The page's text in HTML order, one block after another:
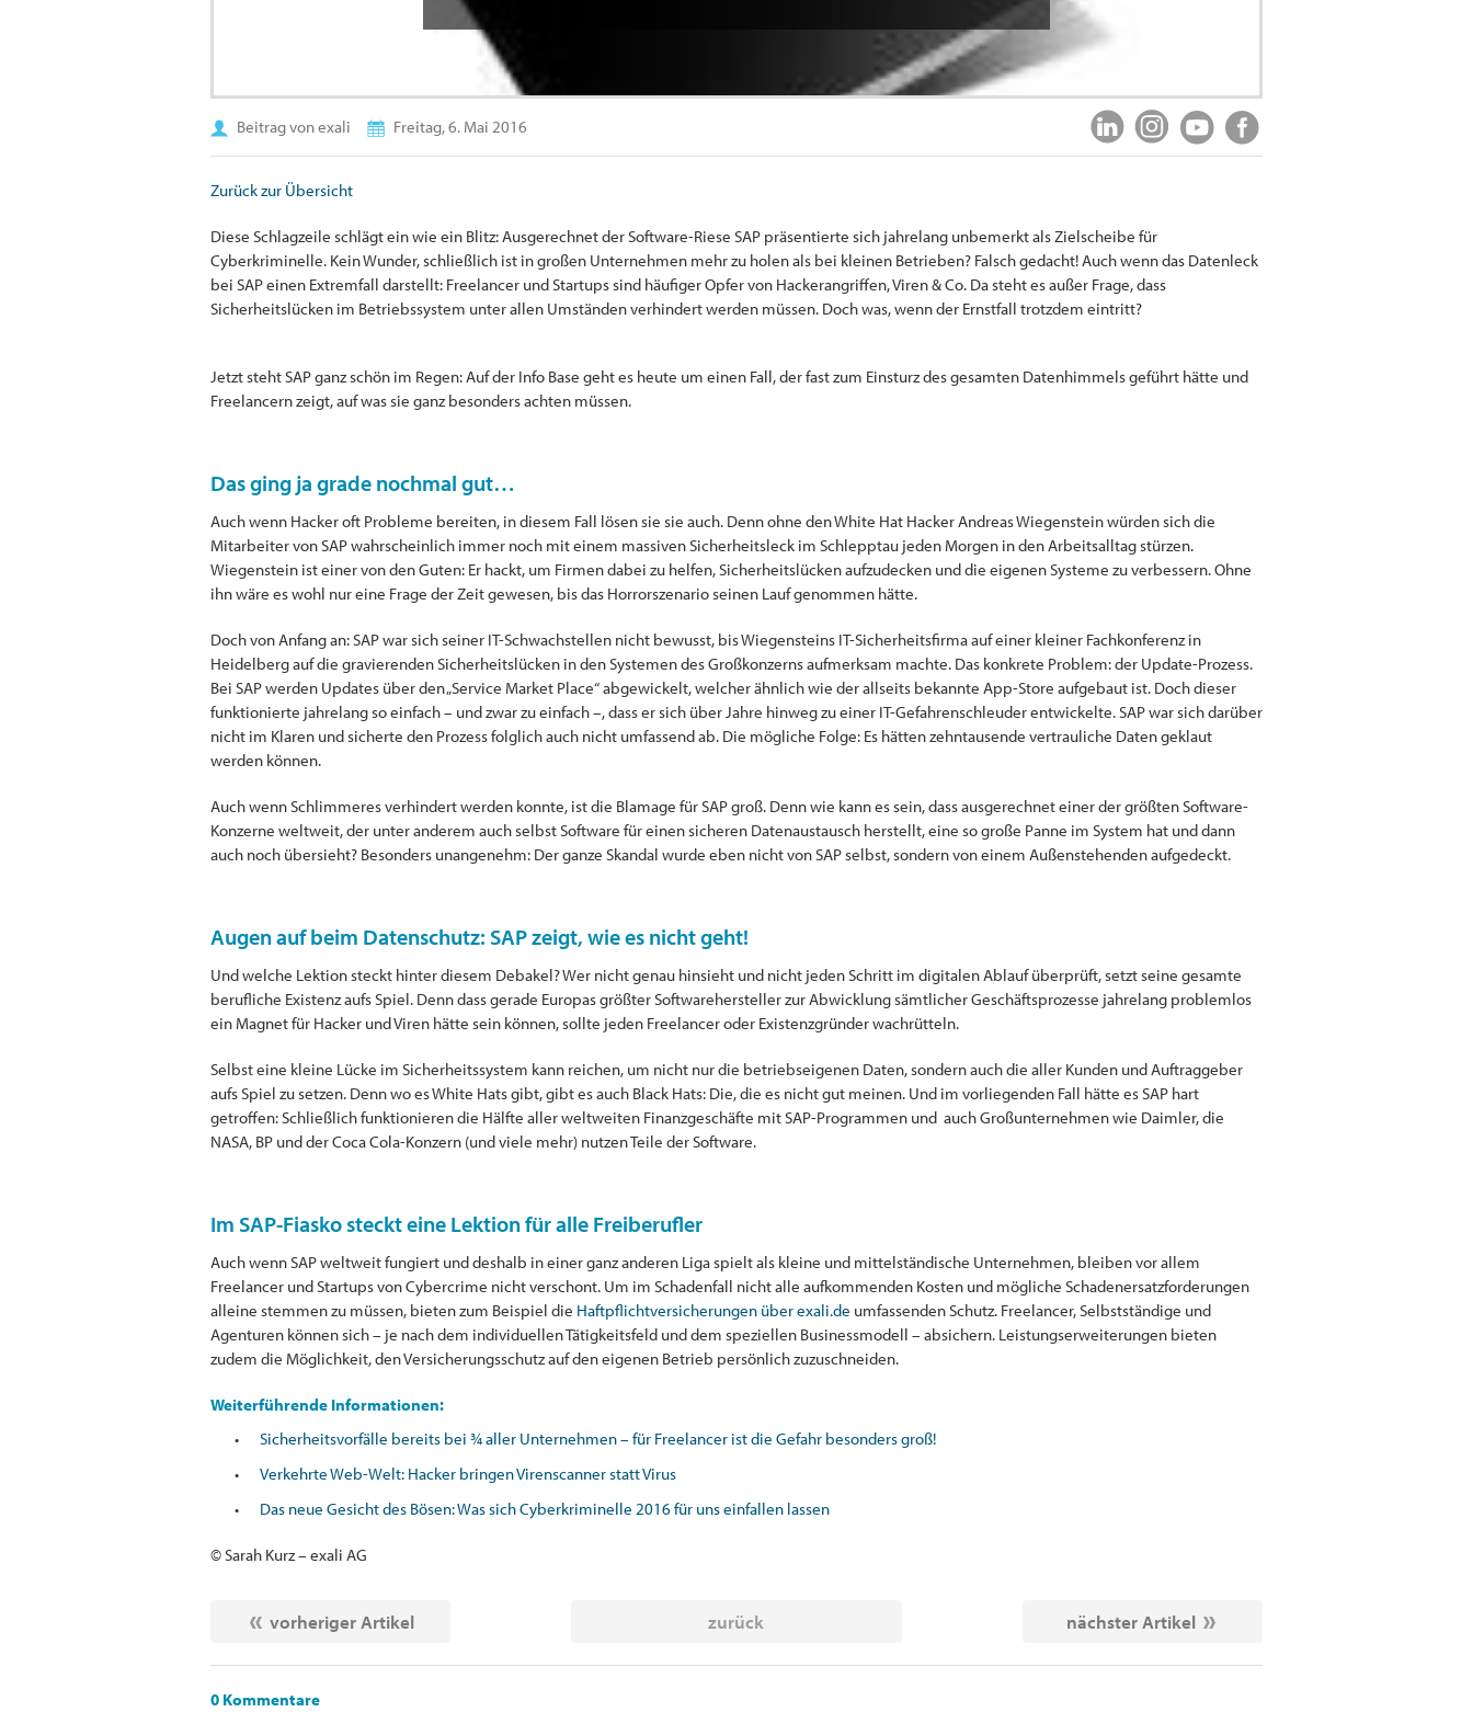
Beitrag von exali Freitag, 6. Mai 2016
Zurück zur Übersicht
Diese Schlagzeile schlägt ein wie ein Blitz: Ausgerechnet der Software-Riese SAP präsentierte sich jahrelang unbemerkt als Zielscheibe für
Cyberkriminelle. Kein Wunder, schließlich ist in großen Unternehmen mehr zu holen als bei kleinen Betrieben? Falsch gedacht! Auch wenn das Datenleck
bei SAP einen Extremfall darstellt: Freelancer und Startups sind häufiger Opfer von Hackerangriffen, Viren & Co. Da steht es außer Frage, dass
Sicherheitslücken im Betriebssystem unter allen Umständen verhindert werden müssen. Doch was, wenn der Ernstfall trotzdem eintritt?
Jetzt steht SAP ganz schön im Regen: Auf der Info Base geht es heute um einen Fall, der fast zum Einsturz des gesamten Datenhimmels geführt hätte und
Freelancern zeigt, auf was sie ganz besonders achten müssen.
Das ging ja grade nochmal gut…
Auch wenn Hacker oft Probleme bereiten, in diesem Fall lösen sie sie auch. Denn ohne den White Hat Hacker Andreas Wiegenstein würden sich die
Mitarbeiter von SAP wahrscheinlich immer noch mit einem massiven Sicherheitsleck im Schlepptau jeden Morgen in den Arbeitsalltag stürzen.
Wiegenstein ist einer von den Guten: Er hackt, um Firmen dabei zu helfen, Sicherheitslücken aufzudecken und die eigenen Systeme zu verbessern. Ohne
ihn wäre es wohl nur eine Frage der Zeit gewesen, bis das Horrorszenario seinen Lauf genommen hätte.
Doch von Anfang an: SAP war sich seiner IT-Schwachstellen nicht bewusst, bis Wiegensteins IT-Sicherheitsfirma auf einer kleiner Fachkonferenz in
Heidelberg auf die gravierenden Sicherheitslücken in den Systemen des Großkonzerns aufmerksam machte. Das konkrete Problem: der Update-Prozess.
Bei SAP werden Updates über den „Service Market Place“ abgewickelt, welcher ähnlich wie der allseits bekannte App-Store aufgebaut ist. Doch dieser
funktionierte jahrelang so einfach – und zwar zu einfach –, dass er sich über Jahre hinweg zu einer IT-Gefahrenschleuder entwickelte. SAP war sich darüber
nicht im Klaren und sicherte den Prozess folglich auch nicht umfassend ab. Die mögliche Folge: Es hätten zehntausende vertrauliche Daten geklaut
werden können.
Auch wenn Schlimmeres verhindert werden konnte, ist die Blamage für SAP groß. Denn wie kann es sein, dass ausgerechnet einer der größten Software-
Konzerne weltweit, der unter anderem auch selbst Software für einen sicheren Datenaustausch herstellt, eine so große Panne im System hat und dann
auch noch übersieht? Besonders unangenehm: Der ganze Skandal wurde eben nicht von SAP selbst, sondern von einem Außenstehenden aufgedeckt.
Augen auf beim Datenschutz: SAP zeigt, wie es nicht geht!
Und welche Lektion steckt hinter diesem Debakel? Wer nicht genau hinsieht und nicht jeden Schritt im digitalen Ablauf überprüft, setzt seine gesamte
berufliche Existenz aufs Spiel. Denn dass gerade Europas größter Softwarehersteller zur Abwicklung sämtlicher Geschäftsprozesse jahrelang problemlos
ein Magnet für Hacker und Viren hätte sein können, sollte jeden Freelancer oder Existenzgründer wachrütteln.
Selbst eine kleine Lücke im Sicherheitssystem kann reichen, um nicht nur die betriebseigenen Daten, sondern auch die aller Kunden und Auftraggeber
aufs Spiel zu setzen. Denn wo es White Hats gibt, gibt es auch Black Hats: Die, die es nicht gut meinen. Und im vorliegenden Fall hätte es SAP hart
getroffen: Schließlich funktionieren die Hälfte aller weltweiten Finanzgeschäfte mit SAP-Programmen und auch Großunternehmen wie Daimler, die
NASA, BP und der Coca Cola-Konzern (und viele mehr) nutzen Teile der Software.
Im SAP-Fiasko steckt eine Lektion für alle Freiberufler
Auch wenn SAP weltweit fungiert und deshalb in einer ganz anderen Liga spielt als kleine und mittelständische Unternehmen, bleiben vor allem
Freelancer und Startups von Cybercrime nicht verschont. Um im Schadenfall nicht alle aufkommenden Kosten und mögliche Schadenersatzforderungen
alleine stemmen zu müssen, bieten zum Beispiel die Haftpflichtversicherungen über exali.de umfassenden Schutz. Freelancer, Selbstständige und
Agenturen können sich – je nach dem individuellen Tätigkeitsfeld und dem speziellen Businessmodell – absichern. Leistungserweiterungen bieten
zudem die Möglichkeit, den Versicherungsschutz auf den eigenen Betrieb persönlich zuzuschneiden.
Weiterführende Informationen:
Sicherheitsvorfälle bereits bei ¾ aller Unternehmen – für Freelancer ist die Gefahr besonders groß!
Verkehrte Web-Welt: Hacker bringen Virenscanner statt Virus
Das neue Gesicht des Bösen: Was sich Cyberkriminelle 2016 für uns einfallen lassen
© Sarah Kurz – exali AG
vorheriger Artikel zurück nächster Artikel
0 Kommentare